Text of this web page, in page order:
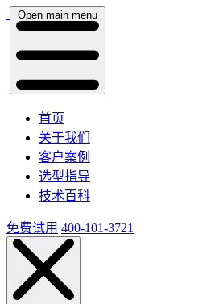
Open main menu
首页
关于我们
客户案例
选型指导
技术百科
免费试用 400-101-3721